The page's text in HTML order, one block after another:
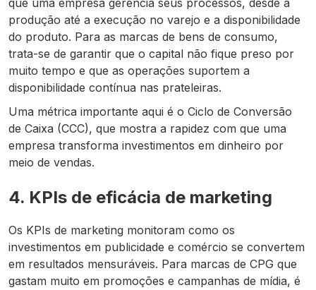
que uma empresa gerencia seus processos, desde a
produção até a execução no varejo e a disponibilidade
do produto. Para as marcas de bens de consumo,
trata-se de garantir que o capital não fique preso por
muito tempo e que as operações suportem a
disponibilidade contínua nas prateleiras.
Uma métrica importante aqui é o Ciclo de Conversão
de Caixa (CCC), que mostra a rapidez com que uma
empresa transforma investimentos em dinheiro por
meio de vendas.
4. KPIs de eficácia de marketing
Os KPIs de marketing monitoram como os
investimentos em publicidade e comércio se convertem
em resultados mensuráveis. Para marcas de CPG que
gastam muito em promoções e campanhas de mídia, é